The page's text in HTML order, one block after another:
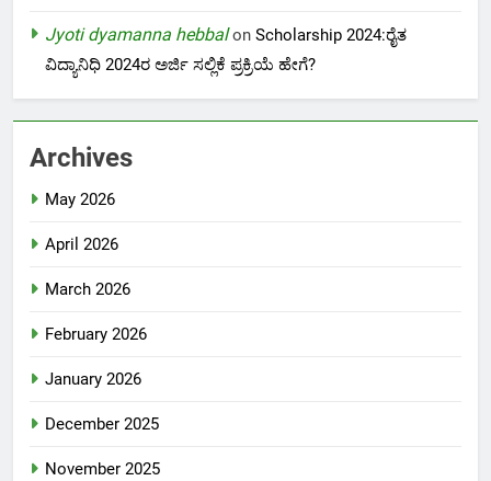
Jyoti dyamanna hebbalon Scholarship 2024:ರೈತ
ವಿದ್ಯಾನಿಧಿ 2024ರ ಅರ್ಜಿ ಸಲ್ಲಿಕೆ ಪ್ರಕ್ರಿಯೆ ಹೇಗೆ?
Archives
May 2026
April 2026
March 2026
February 2026
January 2026
December 2025
November 2025